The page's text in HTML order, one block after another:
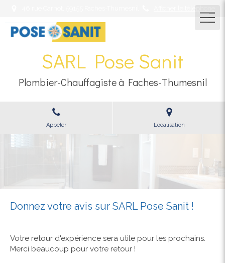
SARL Pose Sanit
Plombier-Chauffagiste à Faches-Thumesnil
Appeler Localisation
Donnez votre avis sur SARL Pose Sanit !
Votre retour d'expérience sera utile pour les prochains.
Merci beaucoup pour votre retour !